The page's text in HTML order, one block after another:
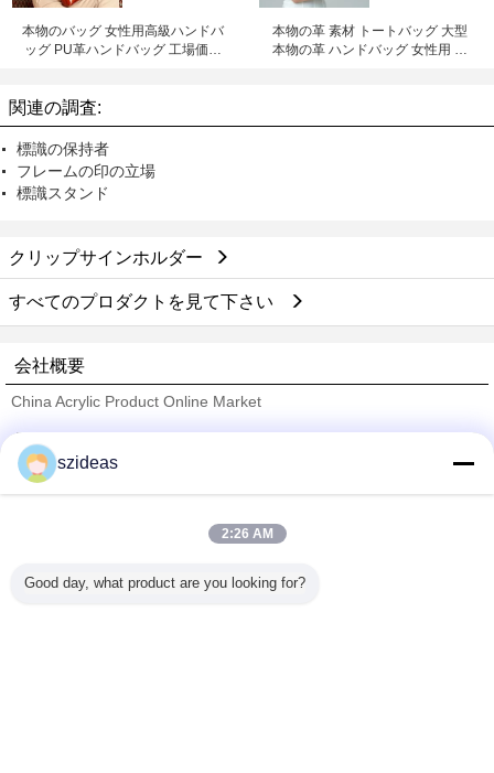
本物のバッグ 女性用高級ハンドバ
ッグ PU革ハンドバッグ 工場価格
本物の革 素材 トートバッグ 大型
本物の革 ハンドバッグ 女性用 革
関連の調査:
標識の保持者
フレームの印の立場
標識スタンド
クリップサインホルダー
すべてのプロダクトを見て下さい
会社概要
China Acrylic Product Online Market
Trust Seal
すべての製品
szideas
2:26 AM
Good day, what product are you looking for?